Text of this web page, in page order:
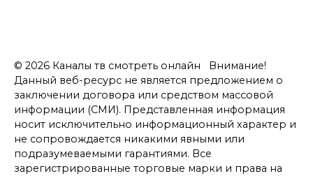
© 2026 Каналы тв смотреть онлайн Внимание!
Данный веб-ресурс не является предложением о
заключении договора или средством массовой
информации (СМИ). Представленная информация
носит исключительно информационный характер и
не сопровождается никакими явными или
подразумеваемыми гарантиями. Все
зарегистрированные торговые марки и права на